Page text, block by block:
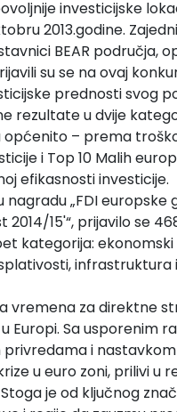
investicijske
2013.godine.
BEAR područja,
su se na ovaj
prednosti svog
rezultate u dvije
općenito – prema
i Top 10 Malih
efikasnosti investicije.
nagradu „FDI europske
2014/15'“, prijavilo se
kategorija:
infrastruktura
vremena za direktne
Europi. Sa usporenim
privredama i nastavkom
u euro zoni, prilivi u
je od ključnog